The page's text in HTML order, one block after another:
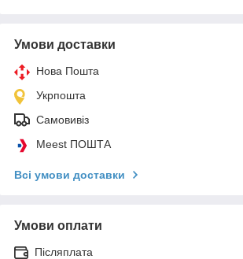
Умови доставки
Нова Пошта
Укрпошта
Самовивіз
Meest ПОШТА
Всі умови доставки
Умови оплати
Післяплата